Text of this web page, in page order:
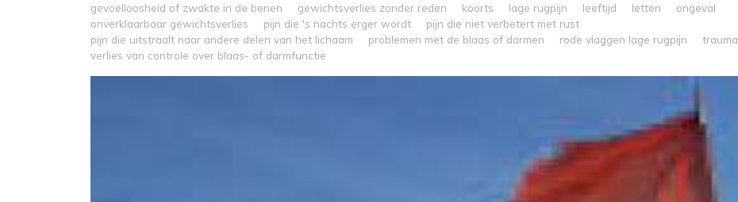
gevoelloosheid of zwakte in de benen
gewichtsverlies zonder reden koorts lage rugpijn leeftijd letten
ongeval
onverklaarbaar gewichtsverlies
pijn die 's nachts erger wordt
pijn die niet verbetert met rust
pijn die uitstraalt naar andere delen van het lichaam
problemen met de blaas of darmen rode vlaggen lage rugpijn
trauma
verlies van controle over blaas- of darmfunctie